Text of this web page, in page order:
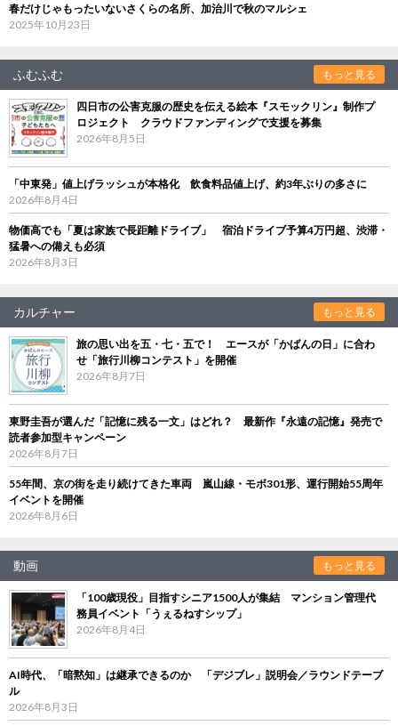
春だけじゃもったいないさくらの名所、加治川で秋のマルシェ
2025年10月23日
ふむふむ もっと見る
四日市の公害克服の歴史を伝える絵本『スモックリン』制作プ
ロジェクト クラウドファンディングで支援を募集
2026年8月5日
「中東発」値上げラッシュが本格化 飲食料品値上げ、約3年ぶりの多さに
2026年8月4日
物価高でも「夏は家族で長距離ドライブ」 宿泊ドライブ予算4万円超、渋滞・
猛暑への備えも必須
2026年8月3日
カルチャー もっと見る
旅の思い出を五・七・五で！ エースが「かばんの日」に合わ
せ「旅行川柳コンテスト」を開催
2026年8月7日
東野圭吾が選んだ「記憶に残る一文」はどれ？ 最新作『永遠の記憶』発売で
読者参加型キャンペーン
2026年8月7日
55年間、京の街を走り続けてきた車両 嵐山線・モボ301形、運行開始55周年
イベントを開催
2026年8月6日
動画 もっと見る
「100歳現役」目指すシニア1500人が集結 マンション管理代
務員イベント「うぇるねすシップ」
2026年8月4日
AI時代、「暗黙知」は継承できるのか 「デジブレ」説明会／ラウンドテーブ
ル
2026年8月3日